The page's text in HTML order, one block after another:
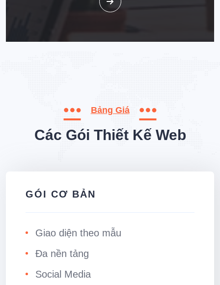
Bảng Giá
Các Gói Thiết Kế Web
GÓI CƠ BẢN
Giao diện theo mẫu
Đa nền tảng
Social Media